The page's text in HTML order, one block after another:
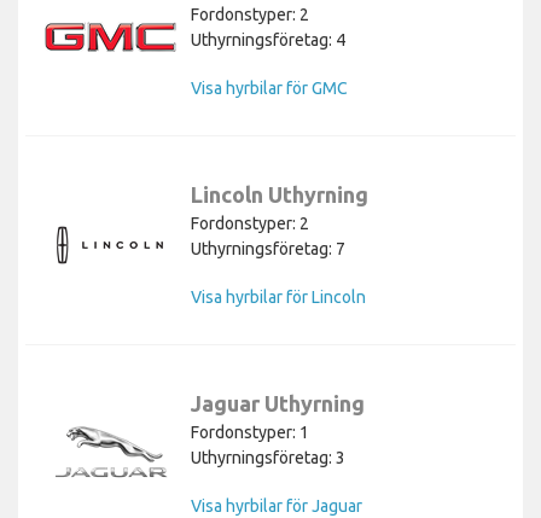
Fordonstyper: 2
Uthyrningsföretag: 4
Visa hyrbilar för GMC
Lincoln Uthyrning
Fordonstyper: 2
Uthyrningsföretag: 7
Visa hyrbilar för Lincoln
Jaguar Uthyrning
Fordonstyper: 1
Uthyrningsföretag: 3
Visa hyrbilar för Jaguar